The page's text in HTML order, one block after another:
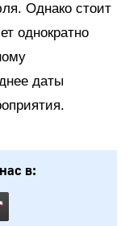
Однако стоит
однократно
даты
в: